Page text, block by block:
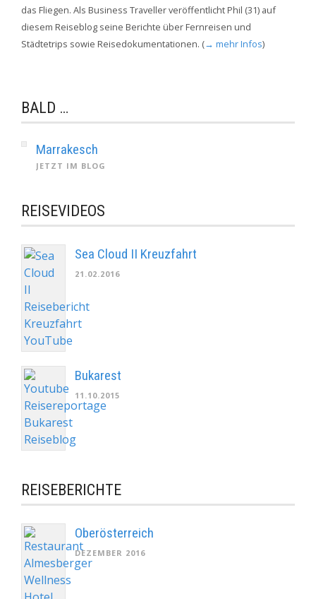
das Fliegen. Als Business Traveller veröffentlicht Phil (31) auf
diesem Reiseblog seine Berichte über Fernreisen und
Städtetrips sowie Reisedokumentationen. (→ mehr Infos)
BALD …
Marrakesch
JETZT IM BLOG
REISEVIDEOS
Sea Cloud II Kreuzfahrt
21.02.2016
Bukarest
11.10.2015
REISEBERICHTE
Oberösterreich
DEZEMBER 2016